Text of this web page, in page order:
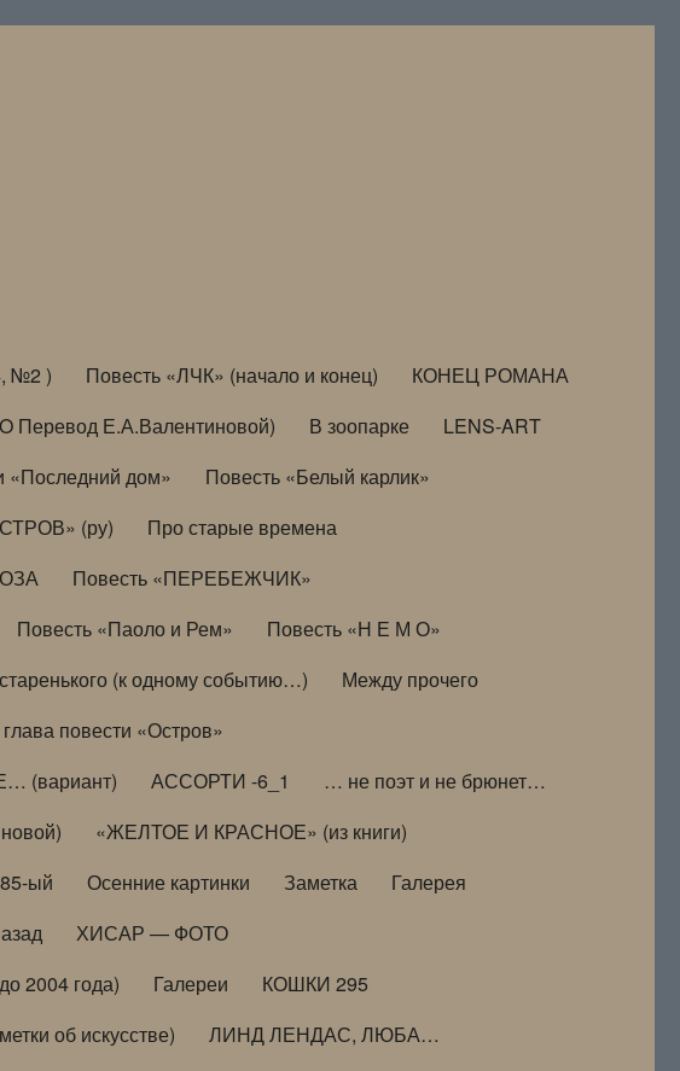
№2 ) Повесть «ЛЧК» (начало и конец)
КОНЕЦ РОМАНА
Перевод Е.А.Валентиновой) В зоопарке
LENS-ART
«Последний дом»
Повесть «Белый карлик»
(ру)
Про старые времена
Повесть «ПЕРЕБЕЖЧИК»
Повесть «Паоло и Рем»
Повесть «Н Е М О»
(к одному событию…)
Между прочего
повести «Остров»
(вариант) АССОРТИ -6_1
… не поэт и не брюнет…
«ЖЕЛТОЕ И КРАСНОЕ» (из книги)
ый Осенние картинки Заметка
Галерея
ХИСАР — ФОТО
2004 года) Галереи
КОШКИ 295
об искусстве)
ЛИНД ЛЕНДАС, ЛЮБА…